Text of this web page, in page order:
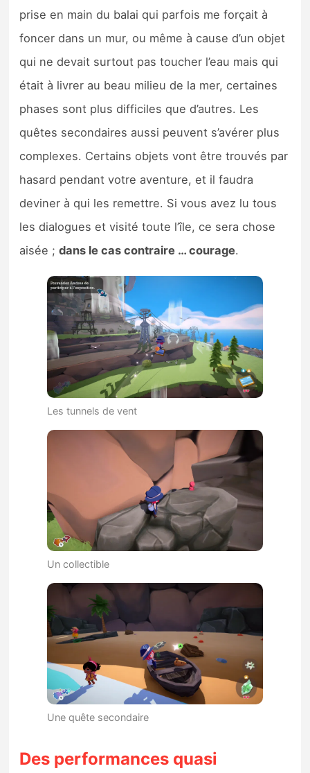
prise en main du balai qui parfois me forçait à
foncer dans un mur, ou même à cause d’un objet
qui ne devait surtout pas toucher l’eau mais qui
était à livrer au beau milieu de la mer, certaines
phases sont plus difficiles que d’autres. Les
quêtes secondaires aussi peuvent s’avérer plus
complexes. Certains objets vont être trouvés par
hasard pendant votre aventure, et il faudra
deviner à qui les remettre. Si vous avez lu tous
les dialogues et visité toute l’île, ce sera chose
aisée ;dans le cas contraire … courage.
Les tunnels de vent
Un collectible
Une quête secondaire
Des performances quasi